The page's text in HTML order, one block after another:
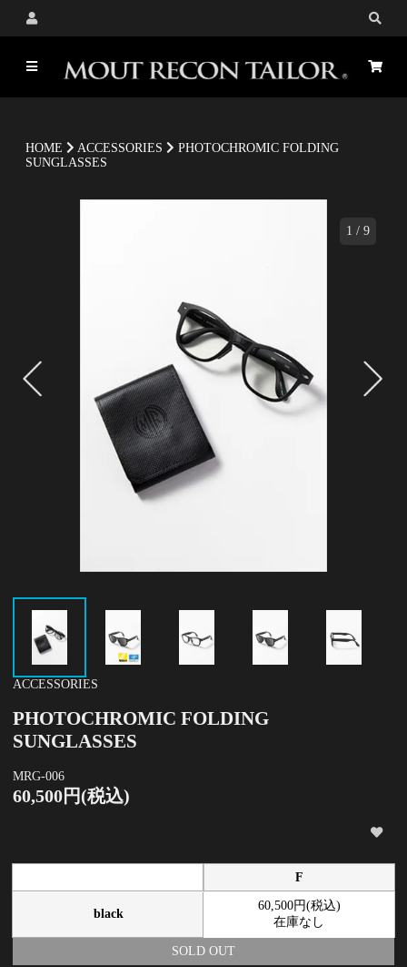
HOME ACCESSORIES
PHOTOCHROMIC FOLDING
SUNGLASSES
1 / 9
ACCESSORIES
PHOTOCHROMIC FOLDING
SUNGLASSES
MRG-006
60,500円(税込)
F
black
60,500円(税込)
在庫なし
SOLD OUT